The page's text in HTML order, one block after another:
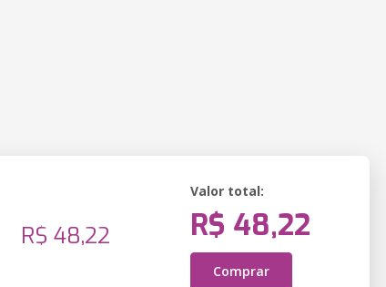
R$ 48,22
Valor total:
R$ 48,22
Comprar